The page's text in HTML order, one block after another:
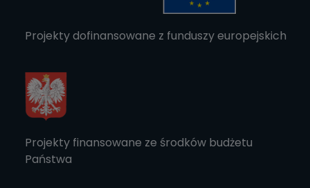
Projekty dofinansowane z funduszy europejskich
Projekty finansowane ze środków budżetu
Państwa